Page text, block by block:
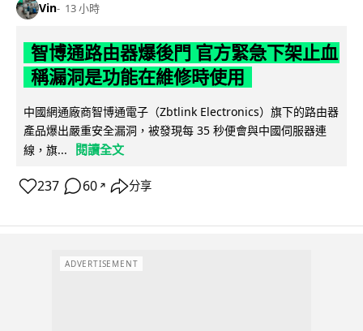
Vin 13 小時
智博通路由器爆後門 官方緊急下架止血
稱漏洞是功能在維修時使用
中國網通廠商智博通電子（Zbtlink Electronics）旗下的路由器
產品爆出嚴重安全漏洞，被發現每 35 秒便會與中國伺服器連
線，旗...
閱讀全文
237 60 ↗ 分享
ADVERTISEMENT